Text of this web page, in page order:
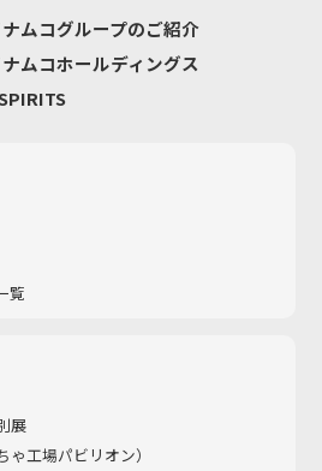
ムコグループのご紹介
ムコホールディングス
覧
展
工場パビリオン）​